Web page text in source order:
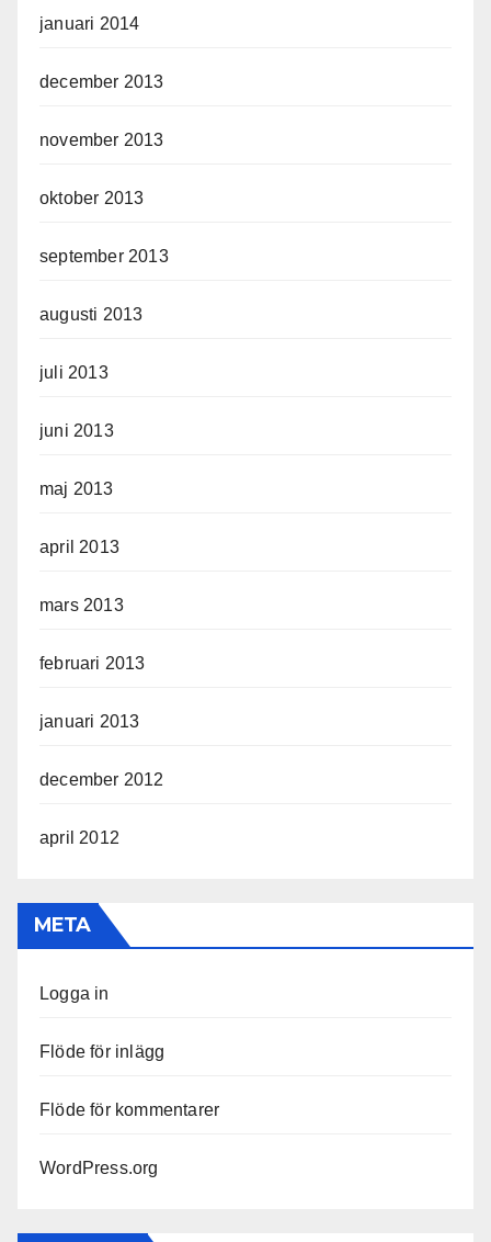
januari 2014
december 2013
november 2013
oktober 2013
september 2013
augusti 2013
juli 2013
juni 2013
maj 2013
april 2013
mars 2013
februari 2013
januari 2013
december 2012
april 2012
META
Logga in
Flöde för inlägg
Flöde för kommentarer
WordPress.org